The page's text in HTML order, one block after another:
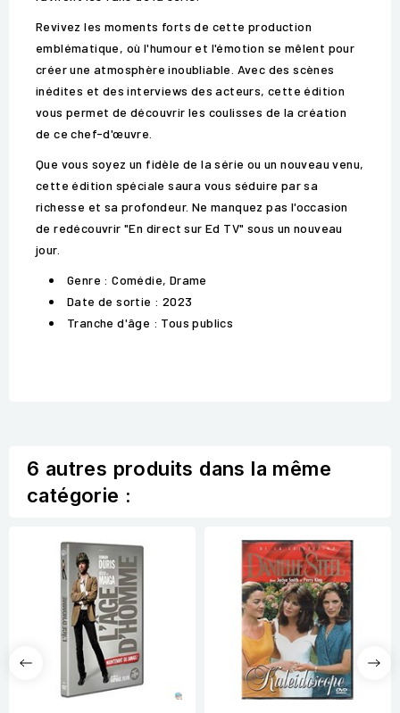
Revivez les moments forts de cette production
emblématique, où l'humour et l'émotion se mêlent pour
créer une atmosphère inoubliable. Avec des scènes
inédites et des interviews des acteurs, cette édition
vous permet de découvrir les coulisses de la création
de ce chef-d'œuvre.
Que vous soyez un fidèle de la série ou un nouveau venu,
cette édition spéciale saura vous séduire par sa
richesse et sa profondeur. Ne manquez pas l'occasion
de redécouvrir "En direct sur Ed TV" sous un nouveau
jour.
Genre : Comédie, Drame
Date de sortie : 2023
Tranche d'âge : Tous publics
6 autres produits dans la même
catégorie :